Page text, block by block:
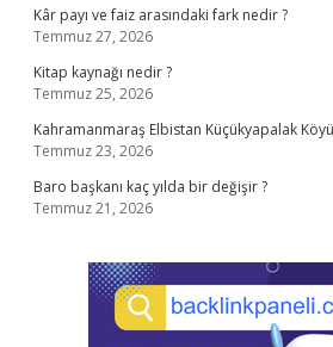
Kâr payı ve faiz arasındaki fark nedir ?
Temmuz 27, 2026
Kitap kaynağı nedir ?
Temmuz 25, 2026
Kahramanmaraş Elbistan Küçükyapalak
Temmuz 23, 2026
Baro başkanı kaç yılda bir değişir ?
Temmuz 21, 2026